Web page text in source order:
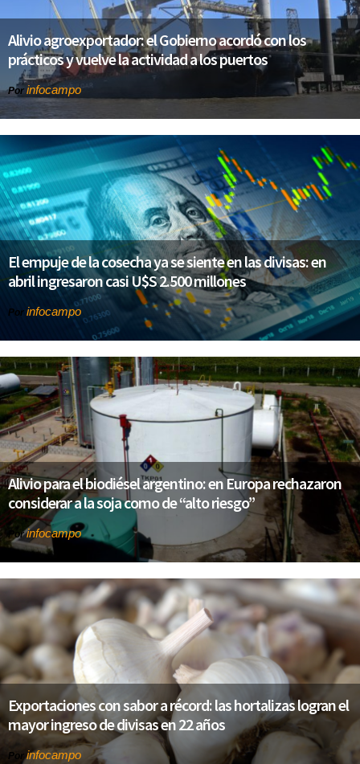
Alivio agroexportador: el Gobierno acordó con los
prácticos y vuelve la actividad a los puertos
Por infocampo
El empuje de la cosecha ya se siente en las divisas: en
abril ingresaron casi U$S 2.500 millones
Por infocampo
Alivio para el biodiésel argentino: en Europa rechazaron
considerar a la soja como de “alto riesgo”
Porinfocampo
Exportaciones con sabor a récord: las hortalizas logran el
mayor ingreso de divisas en 22 años
Porinfocampo